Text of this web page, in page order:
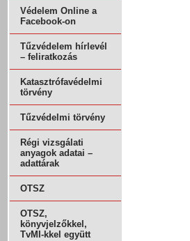
Védelem Online a
Facebook-on
Tűzvédelem hírlevél
– feliratkozás
Katasztrófavédelmi
törvény
Tűzvédelmi törvény
Régi vizsgálati
anyagok adatai –
adattárak
OTSZ
OTSZ,
könyvjelzőkkel,
TvMI-kkel együtt